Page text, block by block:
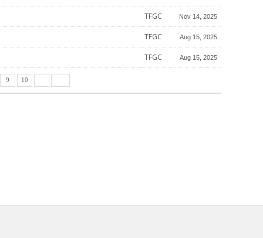
TFGC Nov 14, 2025
TFGC Aug 15, 2025
TFGC Aug 15, 2025
9 10